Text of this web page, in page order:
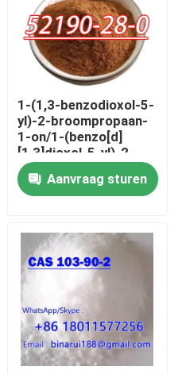
1-(1,3-benzodioxol-5-
yl)-2-broompropaan-
1-on/1-(benzo[d]
[1,3]dioxol-5-yl)-2-
broompropaan-1-on
CAS 52190 -28-0
Aanvraag sturen